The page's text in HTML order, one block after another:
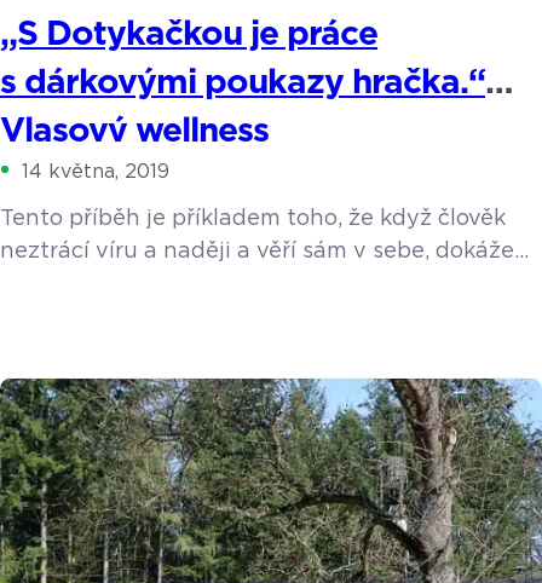
„S Dotykačkou je práce
s dárkovými poukazy hračka.“
Vlasový wellness
14 května, 2019
Tento příběh je příkladem toho, že když člověk
neztrácí víru a naději a věří sám v sebe, dokáže
a jako malá snila o tom, že se stane herečkou.
Bála se však, že neuspěje u talentových zkoušek
a jelikož se necítila být zrovna studijní typ,
rozhodla se […]